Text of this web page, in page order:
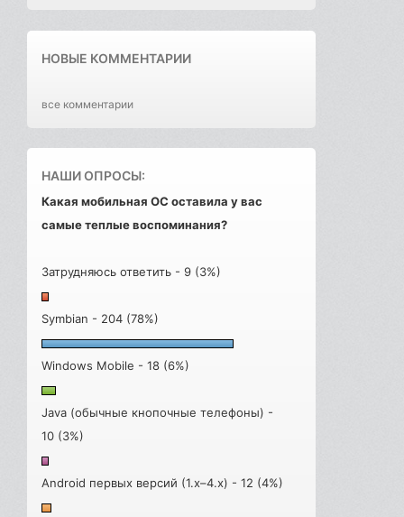
НОВЫЕ КОММЕНТАРИИ
все комментарии
НАШИ ОПРОСЫ:
Какая мобильная ОС оставила у вас
самые теплые воспоминания?
Затрудняюсь ответить - 9 (3%)
Symbian - 204 (78%)
Windows Mobile - 18 (6%)
Java (обычные кнопочные телефоны) -
10 (3%)
Android первых версий (1.x–4.x) - 12 (4%)